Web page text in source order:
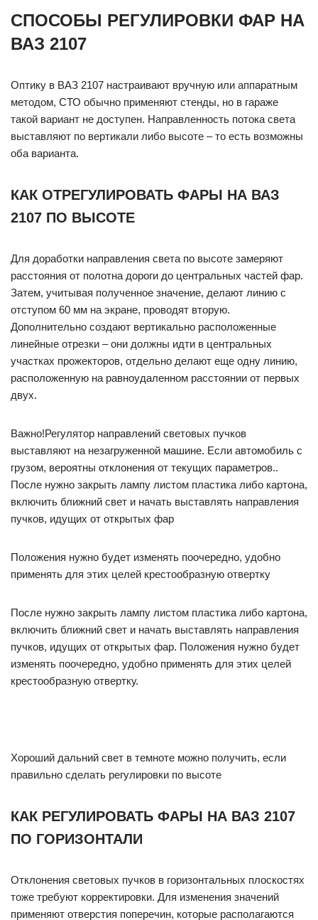
СПОСОБЫ РЕГУЛИРОВКИ ФАР НА
ВАЗ 2107
Оптику в ВАЗ 2107 настраивают вручную или аппаратным
методом, СТО обычно применяют стенды, но в гараже
такой вариант не доступен. Направленность потока света
выставляют по вертикали либо высоте – то есть возможны
оба варианта.
КАК ОТРЕГУЛИРОВАТЬ ФАРЫ НА ВАЗ
2107 ПО ВЫСОТЕ
Для доработки направления света по высоте замеряют
расстояния от полотна дороги до центральных частей фар.
Затем, учитывая полученное значение, делают линию с
отступом 60 мм на экране, проводят вторую.
Дополнительно создают вертикально расположенные
линейные отрезки – они должны идти в центральных
участках прожекторов, отдельно делают еще одну линию,
расположенную на равноудаленном расстоянии от первых
двух.
Важно!Регулятор направлений световых пучков
выставляют на незагруженной машине. Если автомобиль с
грузом, вероятны отклонения от текущих параметров..
После нужно закрыть лампу листом пластика либо картона,
включить ближний свет и начать выставлять направления
пучков, идущих от открытых фар
Положения нужно будет изменять поочередно, удобно
применять для этих целей крестообразную отвертку
После нужно закрыть лампу листом пластика либо картона,
включить ближний свет и начать выставлять направления
пучков, идущих от открытых фар. Положения нужно будет
изменять поочередно, удобно применять для этих целей
крестообразную отвертку.
Хороший дальний свет в темноте можно получить, если
правильно сделать регулировки по высоте
КАК РЕГУЛИРОВАТЬ ФАРЫ НА ВАЗ 2107
ПО ГОРИЗОНТАЛИ
Отклонения световых пучков в горизонтальных плоскостях
тоже требуют корректировки. Для изменения значений
применяют отверстия поперечин, которые располагаются